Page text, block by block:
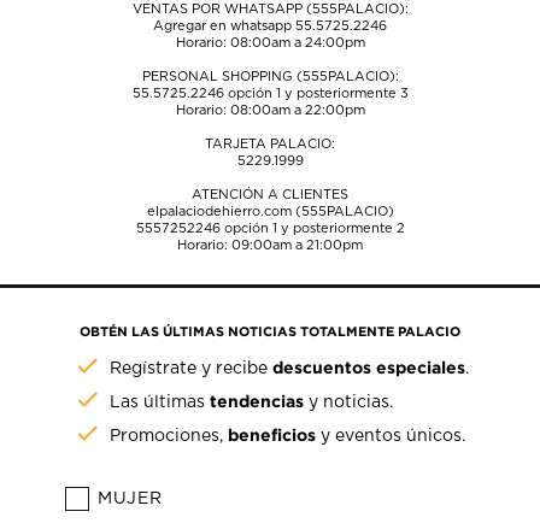
VENTAS POR WHATSAPP (555PALACIO):
Agregar en whatsapp 55.5725.2246
Horario: 08:00am a 24:00pm
PERSONAL SHOPPING (555PALACIO):
55.5725.2246opción 1 y posteriormente 3
Horario: 08:00am a 22:00pm
TARJETA PALACIO:
5229.1999
ATENCIÓN A CLIENTES
elpalaciodehierro.com (555PALACIO)
5557252246opción 1 y posteriormente 2
Horario: 09:00am a 21:00pm
OBTÉN LAS ÚLTIMAS NOTICIAS TOTALMENTE PALACIO
Regístrate y recibedescuentos especiales.
Las últimastendencias y noticias.
Promociones, beneficios y eventos únicos.
MUJER